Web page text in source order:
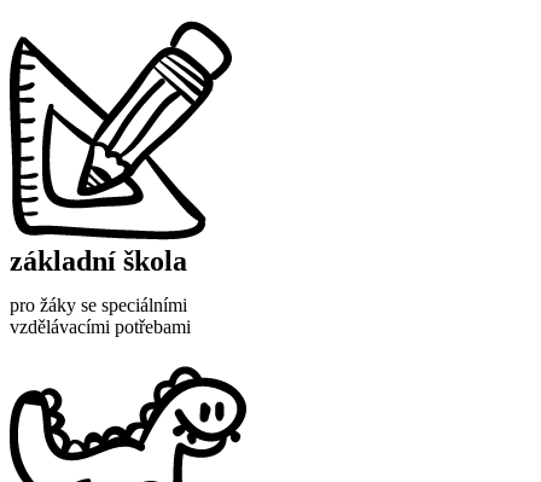
základní škola
pro žáky se speciálními
vzdělávacími potřebami